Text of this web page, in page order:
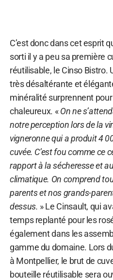
C’est donc dans cet esprit
sorti il y a peu sa première
réutilisable, le Cinso Bistro.
très désaltérante et
minéralité surprennent
chaleureux. «On ne
notre perception lors de la
vigneronne qui a produit 4
cuvée. C’est fou comme ce
rapport à la sécheresse et
climatique. On comprend
parents et nos grands-
dessus. » Le Cinsault, qui
temps replanté pour les
également dans les
gamme du domaine. Lors
à Montpellier, le brut de
bouteille réutilisable sera